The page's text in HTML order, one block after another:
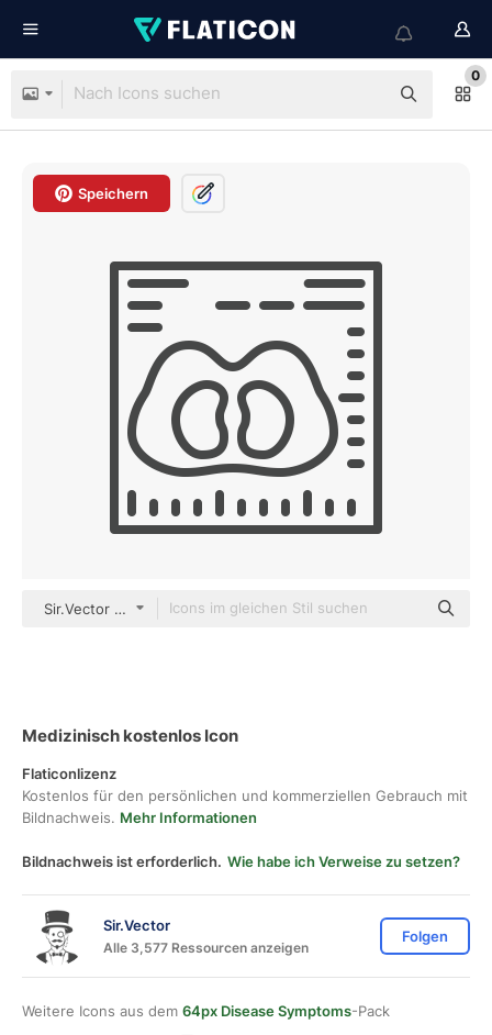
0
Speichern
Sir.Vector outline
Medizinisch kostenlos Icon
Flaticonlizenz
Kostenlos für den persönlichen und kommerziellen Gebrauch mit
Bildnachweis. Mehr Informationen
Bildnachweis ist erforderlich. Wie habe ich Verweise zu setzen?
Sir.Vector
Alle 3,577 Ressourcen anzeigen
Folgen
Weitere Icons aus dem 64px Disease Symptoms-Pack